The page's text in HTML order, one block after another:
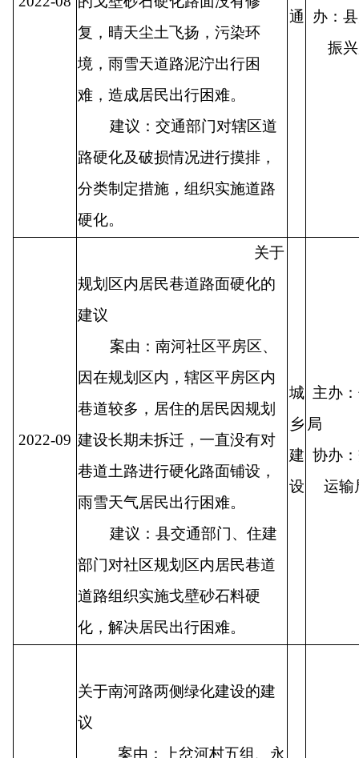
复，晴天尘土飞扬，污染环
境，雨雪天道路泥泞出行困
难，造成居民出行困难。
建议：交通部门对辖区道
路硬化及破损情况进行摸排，
分类制定措施，组织实施道路
硬化。
通
办：
振
2022-09
关于
规划区内居民巷道路面硬化的
建议
案由：南河社区平房区、
因在规划区内，辖区平房区内
巷道较多，居住的居民因规划
建设长期未拆迁，一直没有对
巷道土路进行硬化路面铺设，
雨雪天气居民出行困难。
建议：县交通部门、住建
部门对社区规划区内居民巷道
道路组织实施戈壁砂石料硬
化，解决居民出行困难。
城
乡
建
设
主办
协办
运
关于南河路两侧绿化建设的建
议
案由：上岔河村五组、永